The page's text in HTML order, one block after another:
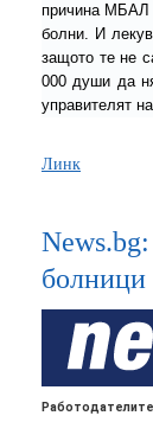
причина МБАЛ
болни. И
защото те не
000 души да
управителят
Линк
болници